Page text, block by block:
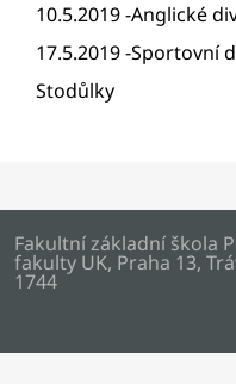
10.5.2019 -Anglické
17.5.2019 -Sportovní
Stodůlky
Fakultní základní škola
fakulty UK, Praha 13,
1744